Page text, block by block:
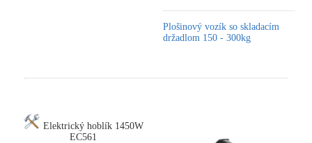
Plošinový vozík so skladacím
držadlom 150 - 300kg
Elektrický hoblík 1450W
EC561